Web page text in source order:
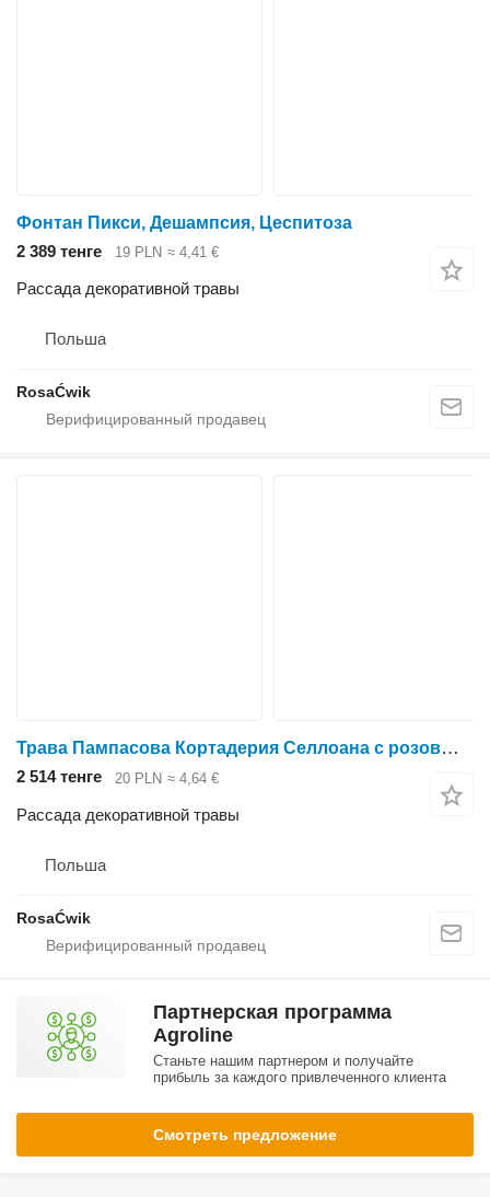
Фонтан Пикси, Дешампсия, Цеспитоза
2 389 тенге
19 PLN ≈ 4,41 €
Рассада декоративной травы
Польша
RosaĆwik
Трава Пампасова Кортадерия Селлоана с розовым пером
2 514 тенге 20 PLN ≈ 4,64 €
Рассада декоративной травы
Польша
RosaĆwik
Партнерская программа
Agroline
Станьте нашим партнером и получайте
прибыль за каждого привлеченного клиента
Смотреть предложение